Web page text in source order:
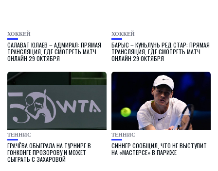
ХОККЕЙ
САЛАВАТ ЮЛАЕВ – АДМИРАЛ: ПРЯМАЯ
ТРАНСЛЯЦИЯ, ГДЕ СМОТРЕТЬ МАТЧ
ОНЛАЙН 29 ОКТЯБРЯ
ХОККЕЙ
БАРЫС – КУНЬЛУНЬ РЕД СТАР: ПРЯМАЯ
ТРАНСЛЯЦИЯ, ГДЕ СМОТРЕТЬ МАТЧ
ОНЛАЙН 29 ОКТЯБРЯ
ТЕННИС
ГРАЧЁВА ОБЫГРАЛА НА ТУРНИРЕ В
ГОНКОНГЕ ПРОЗОРОВУ И МОЖЕТ
СЫГРАТЬ С ЗАХАРОВОЙ
ТЕННИС
СИННЕР СООБЩИЛ, ЧТО НЕ ВЫСТУПИТ
НА «МАСТЕРСЕ» В ПАРИЖЕ